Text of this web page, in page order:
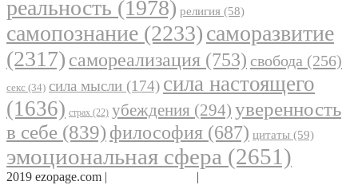
реальность (1978) религия (58)
самопознание (2233)саморазвитие
(2317) самореализация (753) свобода (256)
секс (34) сила мысли (174) сила настоящего
(1636) страх (22) убеждения (294) уверенность
в себе (839) философия (687) цитаты (59)
эмоциональная сфера (2651)
2019 ezopage.com | |